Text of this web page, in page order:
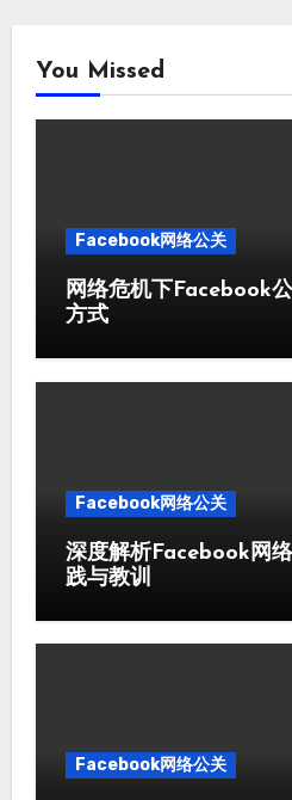
You Missed
Facebook网络公关
网络危机下Facebook
方式
Facebook网络公关
深度解析Facebook网
践与教训
Facebook网络公关